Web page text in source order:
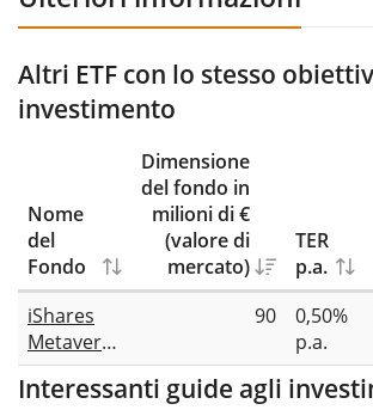
Altri ETF con lo stesso
investimento
Nome
del
Fondo
Dimensione
del fondo in
milioni di €
(valore di
mercato)
TER
p.a.
iShares
Metaverse
UCITS ETF
USD (Acc)
90
0,50%
p.a.
Interessanti guide agli